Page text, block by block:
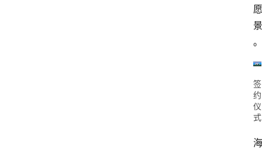
愿
景
。
签
约
仪
式
海